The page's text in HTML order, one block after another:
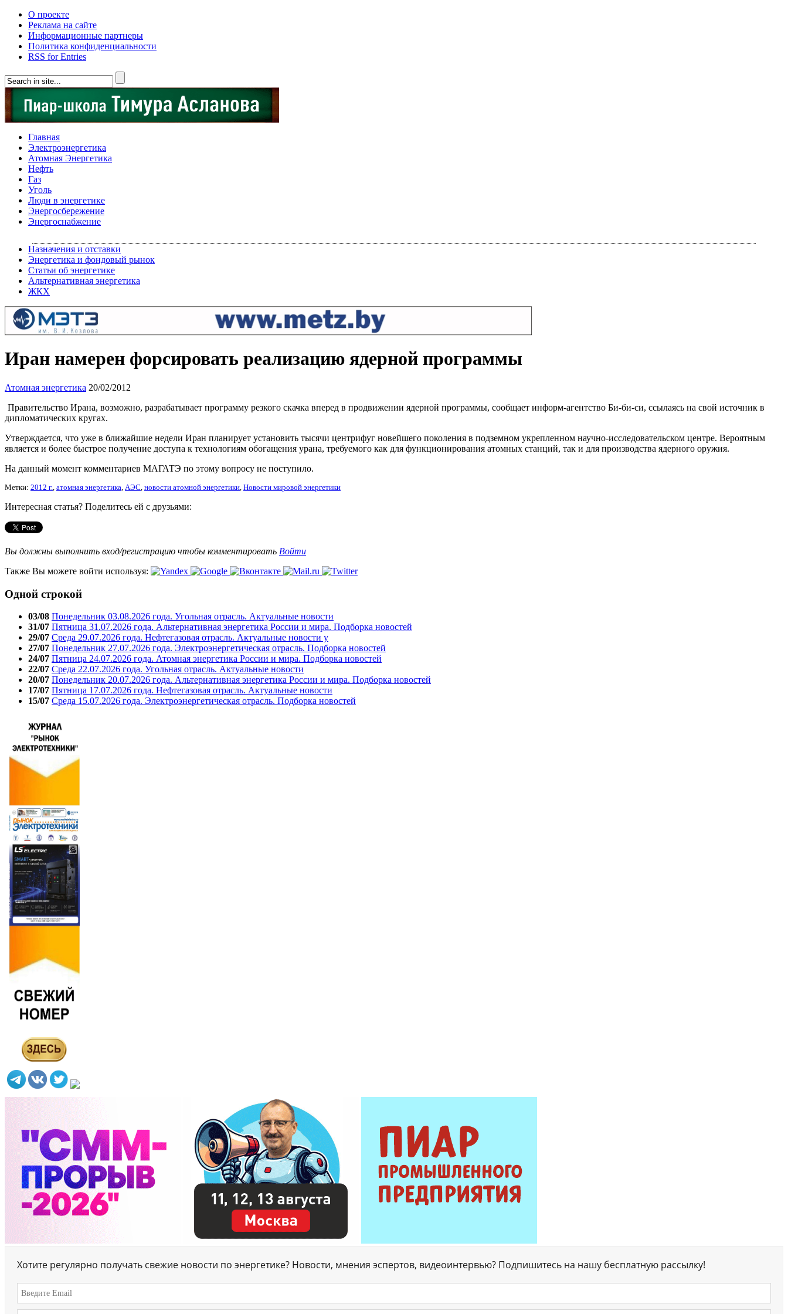
О проекте
Реклама на сайте
Информационные партнеры
Политика конфиденциальности
RSS for Entries
Главная
Электроэнергетика
Атомная Энергетика
Нефть
Газ
Уголь
Люди в энергетике
Энергосбережение
Энергоснабжение
Назначения и отставки
Энергетика и фондовый рынок
Статьи об энергетике
Альтернативная энергетика
ЖКХ
Иран намерен форсировать реализацию ядерной программы
Атомная энергетика 20/02/2012
Правительство Ирана, возможно, разрабатывает программу резкого скачка вперед в продвижении ядерной программы, сообщает информ-агентство Би-би-си, ссылаясь на свой источник в
дипломатических кругах.
Утверждается, что уже в ближайшие недели Иран планирует установить тысячи центрифуг новейшего поколения в подземном укрепленном научно-исследовательском центре. Вероятным
является и более быстрое получение доступа к технологиям обогащения урана, требуемого как для функционирования атомных станций, так и для производства ядерного оружия.
На данный момент комментариев МАГАТЭ по этому вопросу не поступило.
Метки: 2012 г., атомная энергетика, АЭС, новости атомной энергетики, Новости мировой энергетики
Интересная статья? Поделитесь ей с друзьями:
Вы должны выполнить вход/регистрацию чтобы комментировать Войти
Также Вы можете войти используя:
Одной строкой
03/08 Понедельник 03.08.2026 года. Угольная отрасль. Актуальные новости
31/07 Пятница 31.07.2026 года. Альтернативная энергетика России и мира. Подборка новостей
29/07 Среда 29.07.2026 года. Нефтегазовая отрасль. Актуальные новости у
27/07 Понедельник 27.07.2026 года. Электроэнергетическая отрасль. Подборка новостей
24/07 Пятница 24.07.2026 года. Атомная энергетика России и мира. Подборка новостей
22/07 Среда 22.07.2026 года. Угольная отрасль. Актуальные новости
20/07 Понедельник 20.07.2026 года. Альтернативная энергетика России и мира. Подборка новостей
17/07 Пятница 17.07.2026 года. Нефтегазовая отрасль. Актуальные новости
15/07 Среда 15.07.2026 года. Электроэнергетическая отрасль. Подборка новостей
Хотите регулярно получать свежие новости по энергетике? Новости, мнения эспертов, видеоинтервью? Подпишитесь на нашу бесплатную рассылку!